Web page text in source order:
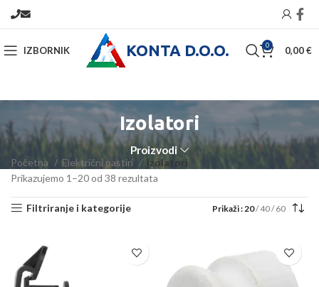
IZBORNIK KONTA D.O.O. 0 0,00€
Izolatori
Proizvodi
Početna Električni pastiri
Izolatori
Prikazujemo 1–20 od 38 rezultata
Filtriranje i kategorije Prikaži 20 40 60